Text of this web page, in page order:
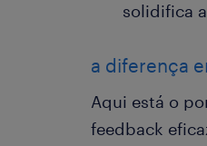
solidifica
a diferença
Aqui está o
feedback